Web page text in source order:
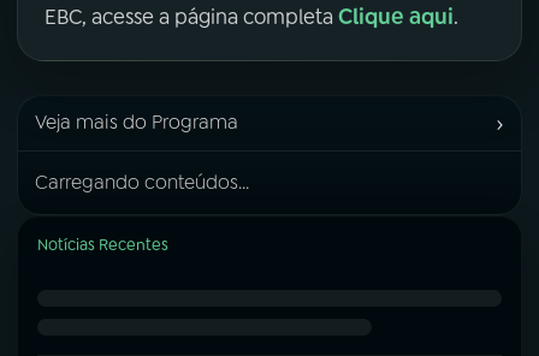
EBC, acesse a página completa Clique aqui.
Veja mais do Programa ›
Carregando conteúdos...
Notícias Recentes